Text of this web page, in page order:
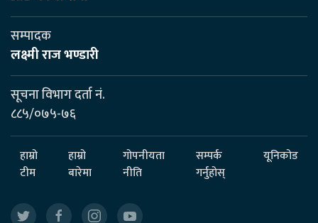
सम्पादक
लक्ष्मी राज भण्डारी
सूचना विभाग दर्ता नं.
८८५/०७५-७६
हाम्रो
टीम
हाम्रो
बारेमा
गोपनीयता
नीति
सम्पर्क
गर्नुहोस्
यूनिकोड